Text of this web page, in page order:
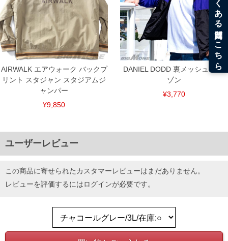
AIRWALK エアウォーク バックプ
リント スタジャン スタジアムジ
ャンパー
¥9,850
DANIEL DODD 裏メッシュ ブル
ゾン
¥3,770
ユーザーレビュー
この商品に寄せられたカスタマーレビューはまだありません。
レビューを評価するにはログインが必要です。